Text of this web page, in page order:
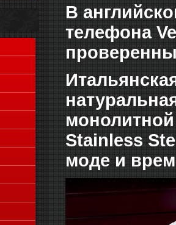
В
телефона
Stainless
моде и